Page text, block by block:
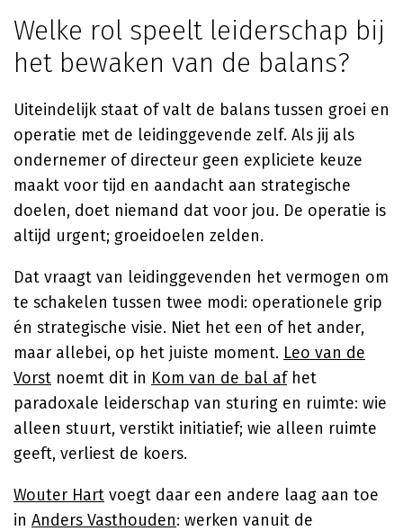
Welke rol speelt leiderschap bij
het bewaken van de balans?
Uiteindelijk staat of valt de balans tussen groei en
operatie met de leidinggevende zelf. Als jij als
ondernemer of directeur geen expliciete keuze
maakt voor tijd en aandacht aan strategische
doelen, doet niemand dat voor jou. De operatie is
altijd urgent; groeidoelen zelden.
Dat vraagt van leidinggevenden het vermogen om
te schakelen tussen twee modi: operationele grip
én strategische visie. Niet het een of het ander,
maar allebei, op het juiste moment. Leo van de
Vorst noemt dit in Kom van de bal afhet
paradoxale leiderschap van sturing en ruimte: wie
alleen stuurt, verstikt initiatief; wie alleen ruimte
geeft, verliest de koers.
Wouter Hart voegt daar een andere laag aan toe
in Anders Vasthouden: werken vanuit de